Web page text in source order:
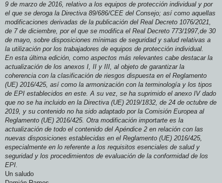
9 de marzo de 2016, relativo a los equipos de protección individual y por
el que se deroga la Directiva 89/686/CEE del Consejo; así como aquellas
modificaciones derivadas de la publicación del Real Decreto 1076/2021,
de 7 de diciembre, por el que se modifica el Real Decreto 773/1997,de 30
de mayo, sobre disposiciones mínimas de seguridad y salud relativas a
la utilización por los trabajadores de equipos de protección individual.
En esta última edición, como aspectos más relevantes cabe destacar la
actualización de los anexos I, II y III, al objeto de garantizar la
coherencia con la clasificación de riesgos dispuesta en el Reglamento
(UE) 2016/425, así como la armonización con la terminología y los tipos
de EPI establecidos en este. A su vez, se ha suprimido el anexo IV dado
que no se ha incluido en la Directiva (UE) 2019/1832, de 24 de octubre de
2019, y su contenido no ha sido adaptado por la Comisión Europea al
Reglamento (UE) 2016/425. Otra modificación importarte es la
actualización de todo el contenido del Apéndice 2 en relación con las
nuevas disposiciones establecidas en el Reglamento (UE) 2016/425,
especialmente en lo referente a los requisitos esenciales de salud y
seguridad y los procedimientos de evaluación de la conformidad de los
EPI.
Un saludo